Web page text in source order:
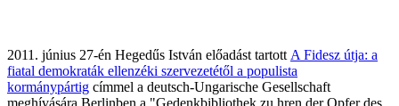
2011. június 27-én Hegedűs István előadást tartott A Fidesz útja: a
fiatal demokraták ellenzéki szervezetétől a populista
kormánypártig címmel a deutsch-Ungarische Gesellschaft
meghívására Berlinben a "Gedenkbibliothek zu hren der Opfer des